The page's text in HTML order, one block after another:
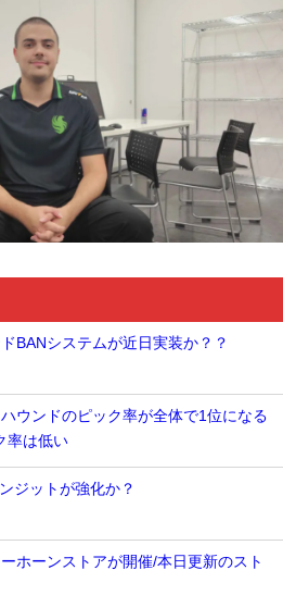
ドBANシステムが近日実装か？？
ハウンドのピック率が全体で1位になる
率は低い
ジットが強化か？
ーホーンストアが開催/本日更新のスト